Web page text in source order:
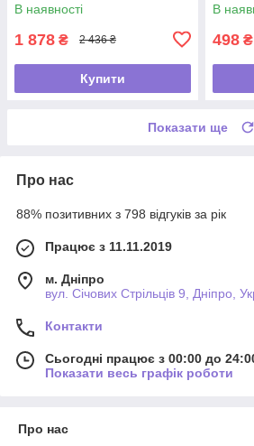
В наявності
1 878 ₴ 2 436 ₴
Купити
В
498 ₴
Показати ще
Про нас
88% позитивних з 798 відгуків за рік
Працює з 11.11.2019
м. Дніпро
вул. Січових Стрільців 9, Дніпро,
Контакти
Сьогодні працює з 00:00 до
Показати весь графік роботи
Про нас